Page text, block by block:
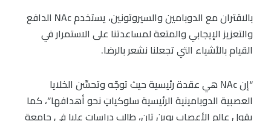
بالاقتران مع الدوبامين والسيروتونين، يستخدم NAc الدافع
والتعزيز الإيجابي والمتعة لمساعدتنا على الاستمرار في
القيام بالأشياء التي تجعلنا نشعر بالرضا.
“إن NAc هي عقدة رئيسية حيث توجّه وتحسِّن الخلايا
العصبية الدوبامينية الرئيسية سلوكياتٍ نحو أهدافها”، كما
يقول عالم الأعصاب بوين تان، طالب دراسات عليا في جامعة